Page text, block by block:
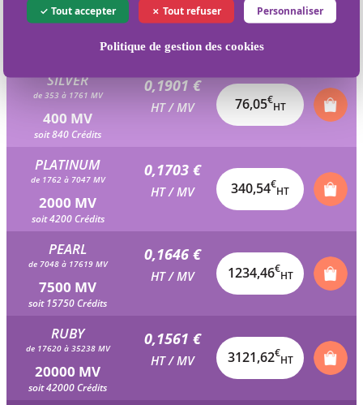
Tout accepter Tout refuser Personnaliser
Politique de gestion des cookies
de 177 à 352 MV
soit 420 Crédits
HT / MV 39,73€
HT
SILVER
de 353 à 1761 MV
400 MV
soit 840 Crédits
0,1901 €
HT / MV 76,05€
HT
PLATINUM
de 1762 à 7047 MV
2000 MV
soit 4200 Crédits
0,1703 €
HT / MV 340,54€
HT
PEARL
de 7048 à 17619 MV
7500 MV
soit 15750 Crédits
0,1646 €
HT / MV 1234,46€
HT
RUBY
de 17620 à 35238 MV
20000 MV
soit 42000 Crédits
0,1561 €
HT / MV 3121,62€
HT